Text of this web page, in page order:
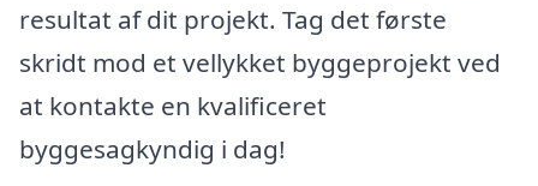
resultat af dit projekt. Tag det første
skridt mod et vellykket byggeprojekt ved
at kontakte en kvalificeret
byggesagkyndig i dag!